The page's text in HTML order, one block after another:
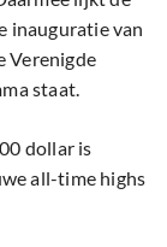
inauguratie van
Verenigde
staat.
dollar is
all-time highs